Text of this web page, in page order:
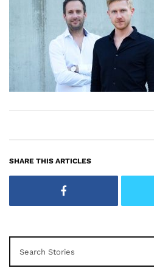
SHARE THIS ARTICLES